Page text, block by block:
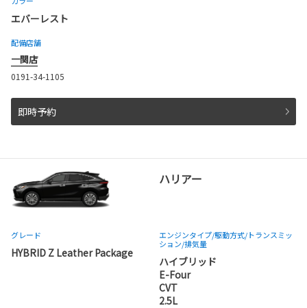
エバーレスト
配備店舗
一関店
0191-34-1105
即時予約
ハリアー
グレード
HYBRID Z Leather Package
エンジンタイプ/駆動方式/トランスミッ
ション/排気量
ハイブリッド
E-Four
CVT
2.5L